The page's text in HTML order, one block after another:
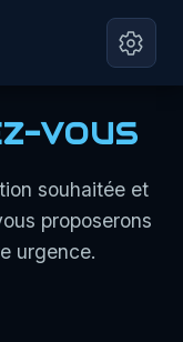
VOUS
souhaitée et
proposerons
urgence.